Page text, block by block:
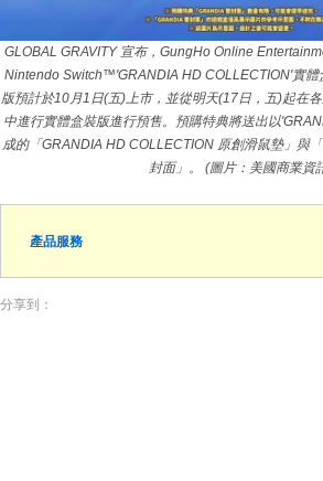
GLOBAL GRAVITY 宣布，GungHo Online
Nintendo Switch™'GRANDIA HD COLLECTION'實體
版預計於10月1日(五)上市，並從明天(17日，五)起在
中進行實體盒裝版進行預售。預購特典將送出以
成的「GRANDIA HD COLLECTION 原創滑鼠墊」與
封面」。 (圖片：美國商業資
產品服務
分享到：